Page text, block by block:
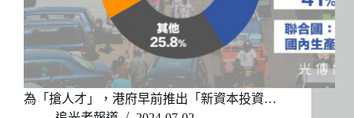
為「搶人才」，港府早前推出「新資本投資…